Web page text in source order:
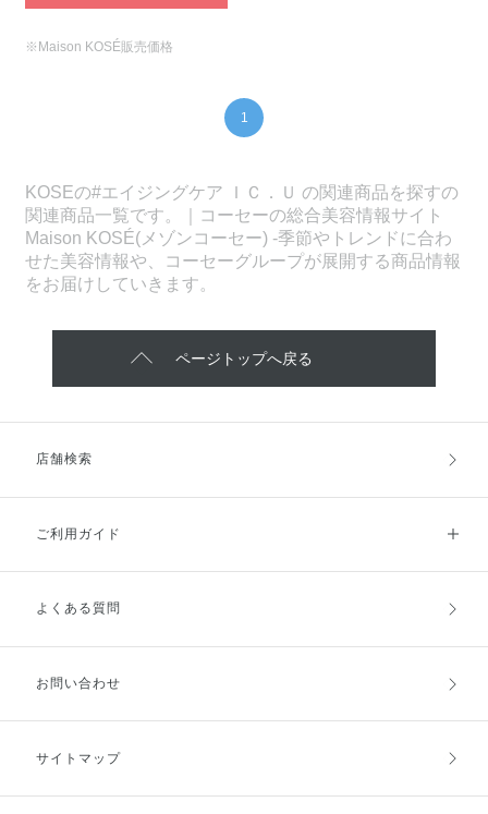
※Maison KOSÉ販売価格
1
KOSEの#エイジングケア ＩＣ．Ｕ の関連商品を探すの
関連商品一覧です。｜コーセーの総合美容情報サイト
Maison KOSÉ(メゾンコーセー) -季節やトレンドに合わ
せた美容情報や、コーセーグループが展開する商品情報
をお届けしていきます。
ページトップへ戻る
店舗検索
ご利用ガイド
ご利用ガイドトップ
お支払方法
キャンセル・返品・交換
よくある質問
お問い合わせ
サイトマップ